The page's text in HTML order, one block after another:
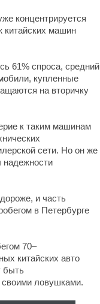
концентрируется
китайских машин
61% спроса, средний
купленные
на вторичку
к таким машинам
сети. Но он же
надежности
и часть
в Петербурге
70–
китайских авто
быть
ловушками.